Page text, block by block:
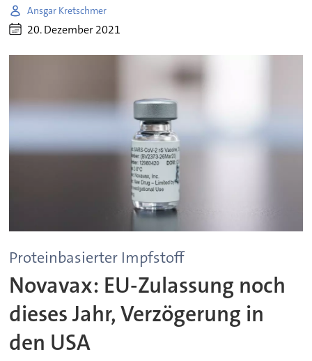
Ansgar Kretschmer
20. Dezember 2021
Proteinbasierter Impfstoff
Novavax: EU-Zulassung noch
dieses Jahr, Verzögerung in
den USA